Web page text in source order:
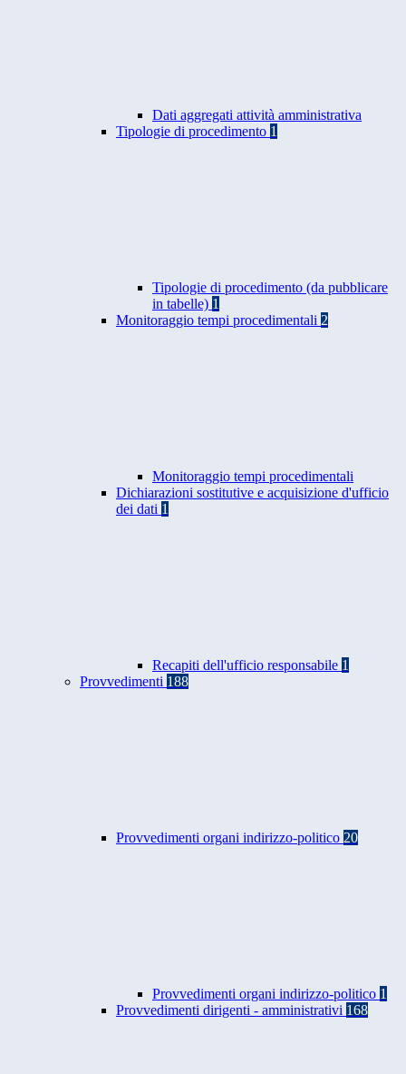
Dati aggregati attività amministrativa
Tipologie di procedimento 1
Tipologie di procedimento (da pubblicare
in tabelle) 1
Monitoraggio tempi procedimentali 2
Monitoraggio tempi procedimentali
Dichiarazioni sostitutive e acquisizione d'ufficio
dei dati 1
Recapiti dell'ufficio responsabile 1
Provvedimenti 188
Provvedimenti organi indirizzo-politico 20
Provvedimenti organi indirizzo-politico 1
Provvedimenti dirigenti - amministrativi 168